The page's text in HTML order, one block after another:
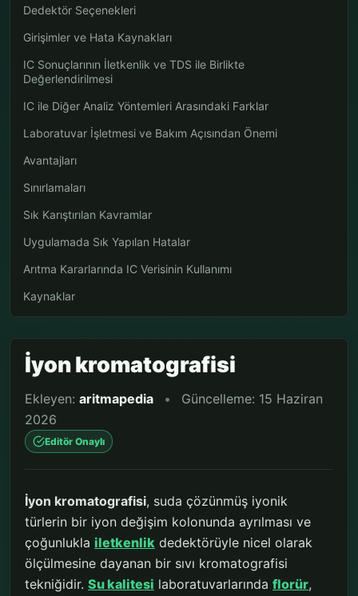
Dedektör Seçenekleri
Girişimler ve Hata Kaynakları
IC Sonuçlarının İletkenlik ve TDS ile Birlikte
Değerlendirilmesi
IC ile Diğer Analiz Yöntemleri Arasındaki Farklar
Laboratuvar İşletmesi ve Bakım Açısından Önemi
Avantajları
Sınırlamaları
Sık Karıştırılan Kavramlar
Uygulamada Sık Yapılan Hatalar
Arıtma Kararlarında IC Verisinin Kullanımı
Kaynaklar
İyon kromatografisi
Ekleyen: aritmapedia •
Güncelleme: 15 Haziran
2026
Editör Onaylı
İyon kromatografisi, suda çözünmüş iyonik
türlerin bir iyon değişim kolonunda ayrılması ve
çoğunlukla iletkenlik dedektörüyle nicel olarak
ölçülmesine dayanan bir sıvı kromatografisi
tekniğidir. Su kalitesi laboratuvarlarında florür,